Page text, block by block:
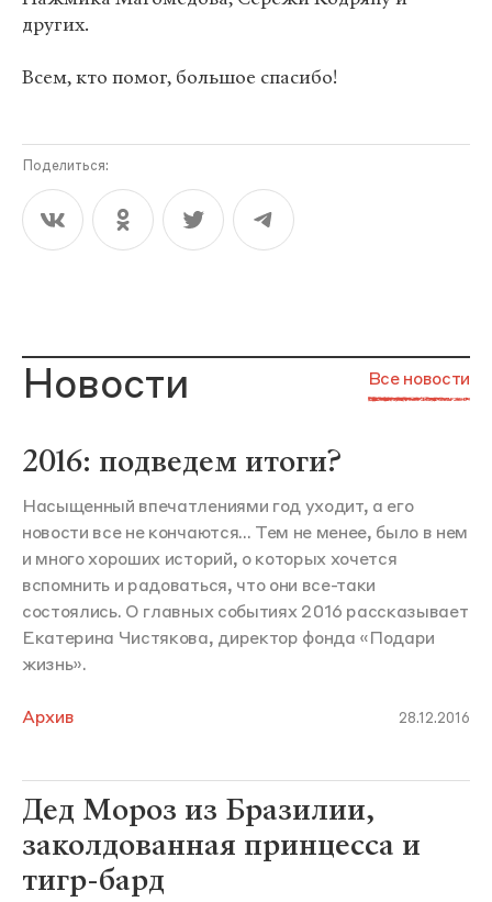
других.
Всем, кто помог, большое спасибо!
Поделиться:
Новости Все новости
2016: подведем итоги?
Насыщенный впечатлениями год уходит, а его
новости все не кончаются... Тем не менее, было в нем
и много хороших историй, о которых хочется
вспомнить и радоваться, что они все-таки
состоялись. О главных событиях 2016 рассказывает
Екатерина Чистякова, директор фонда «Подари
жизнь».
Архив 28.12.2016
Дед Мороз из Бразилии,
заколдованная принцесса и
тигр-бард